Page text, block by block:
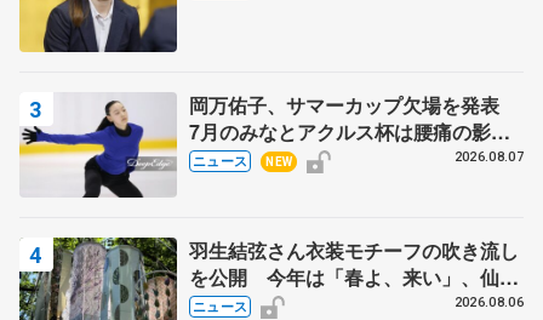
岡万佑子、サマーカップ欠場を発表
7月のみなとアクルス杯は腰痛の影響
で
ニュース NEW 2026.08.07
羽生結弦さん衣装モチーフの吹き流し
を公開 今年は「春よ、来い」、仙台
の瑞鳳殿
ニュース 2026.08.06